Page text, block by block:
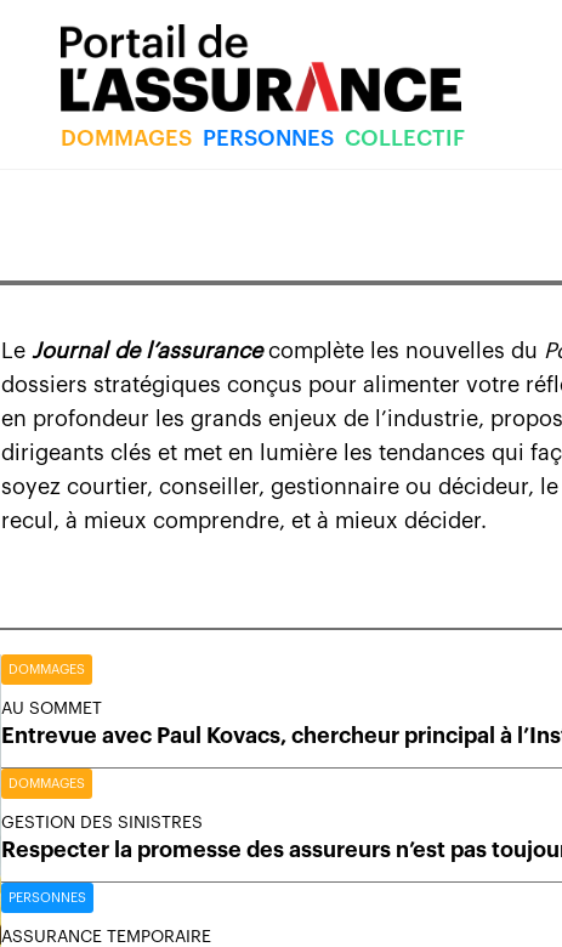
DOMMAGES PERSONNES COLLECTIF
Le Journal de l’assurancecomplète les nouvelles du
dossiers stratégiques conçus pour alimenter votre
en profondeur les grands enjeux de l’industrie,
dirigeants clés et met en lumière les tendances qui
soyez courtier, conseiller, gestionnaire ou décideur,
recul, à mieux comprendre, et à mieux décider.
DOMMAGES
AU SOMMET
Entrevue avec Paul Kovacs, chercheur principal à
DOMMAGES
GESTION DES SINISTRES
Respecter la promesse des assureurs n’est pas
PERSONNES
ASSURANCE TEMPORAIRE